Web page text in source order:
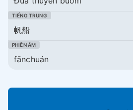
帆船
fānchuán